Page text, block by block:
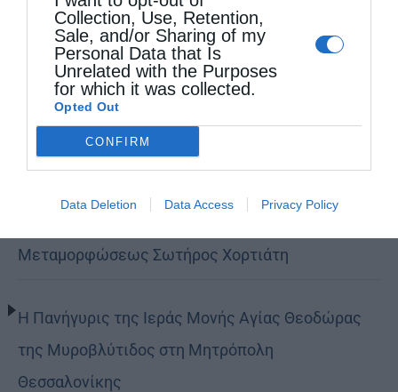
Collection, Use, Retention,
Sale, and/or Sharing of my
Personal Data that Is
Unrelated with the Purposes
for which it was collected.
Opted Out
CONFIRM
Data Deletion Data Access Privacy Policy
Ορθοδοξίας» – Νέες Προσφορές
Πειραιώς Σεραφείμ: Να χαίρεστε τη ζωή εδώ,
αλλά να έχετε τον νου σας και την καρδιά σας
στους ουρανούς (ΦΩΤΟ)
Μεταμορφώσεως Σωτήρος Χορτιάτη
Η Πανήγυρις της Ιεράς Μονής Αγίας Θεοδώρας
της Μυροβλύτιδος στη Μητρόπολη
Θεσσαλονίκης